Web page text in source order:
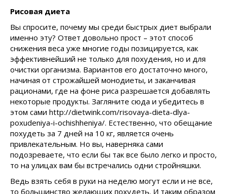
Рисовая диета
Вы спросите, почему мы среди быстрых диет выбрали
именно эту? Ответ довольно прост – этот способ
снижения веса уже многие годы позицируется, как
эффективнейший не только для похудения, но и для
очистки организма. Вариантов его достаточно много,
начиная от строжайшей монодиеты, и заканчивая
рационами, где на фоне риса разрешается добавлять
некоторые продукты. Загляните сюда и убедитесь в
этом сами http://dietwink.com/risovaya-dieta-dlya-
poxudeniya-i-ochishheniya/. Естественно, что обещание
похудеть за 7 дней на 10 кг, является очень
привлекательным. Но вы, наверняка сами
подозреваете, что если бы так все было легко и просто,
то на улицах вам бы встречались одни стройняшки.
Ведь взять себя в руки на неделю могут если и не все,
то большинство желающих похудеть. И таким образом